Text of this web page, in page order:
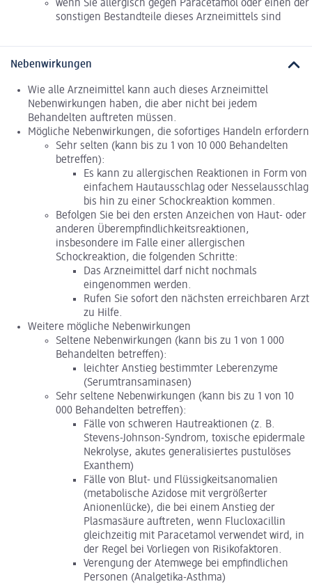
wenn Sie allergisch gegen Paracetamol oder einen der
sonstigen Bestandteile dieses Arzneimittels sind
Nebenwirkungen
Wie alle Arzneimittel kann auch dieses Arzneimittel
Nebenwirkungen haben, die aber nicht bei jedem
Behandelten auftreten müssen.
Mögliche Nebenwirkungen, die sofortiges Handeln erfordern
Sehr selten (kann bis zu 1 von 10 000 Behandelten
betreffen):
Es kann zu allergischen Reaktionen in Form von
einfachem Hautausschlag oder Nesselausschlag
bis hin zu einer Schockreaktion kommen.
Befolgen Sie bei den ersten Anzeichen von Haut- oder
anderen Überempfindlichkeitsreaktionen,
insbesondere im Falle einer allergischen
Schockreaktion, die folgenden Schritte:
Das Arzneimittel darf nicht nochmals
eingenommen werden.
Rufen Sie sofort den nächsten erreichbaren Arzt
zu Hilfe.
Weitere mögliche Nebenwirkungen
Seltene Nebenwirkungen (kann bis zu 1 von 1 000
Behandelten betreffen):
leichter Anstieg bestimmter Leberenzyme
(Serumtransaminasen)
Sehr seltene Nebenwirkungen (kann bis zu 1 von 10
000 Behandelten betreffen):
Fälle von schweren Hautreaktionen (z. B.
Stevens-Johnson-Syndrom, toxische epidermale
Nekrolyse, akutes generalisiertes pustulöses
Exanthem)
Fälle von Blut- und Flüssigkeitsanomalien
(metabolische Azidose mit vergrößerter
Anionenlücke), die bei einem Anstieg der
Plasmasäure auftreten, wenn Flucloxacillin
gleichzeitig mit Paracetamol verwendet wird, in
der Regel bei Vorliegen von Risikofaktoren.
Verengung der Atemwege bei empfindlichen
Personen (Analgetika-Asthma)